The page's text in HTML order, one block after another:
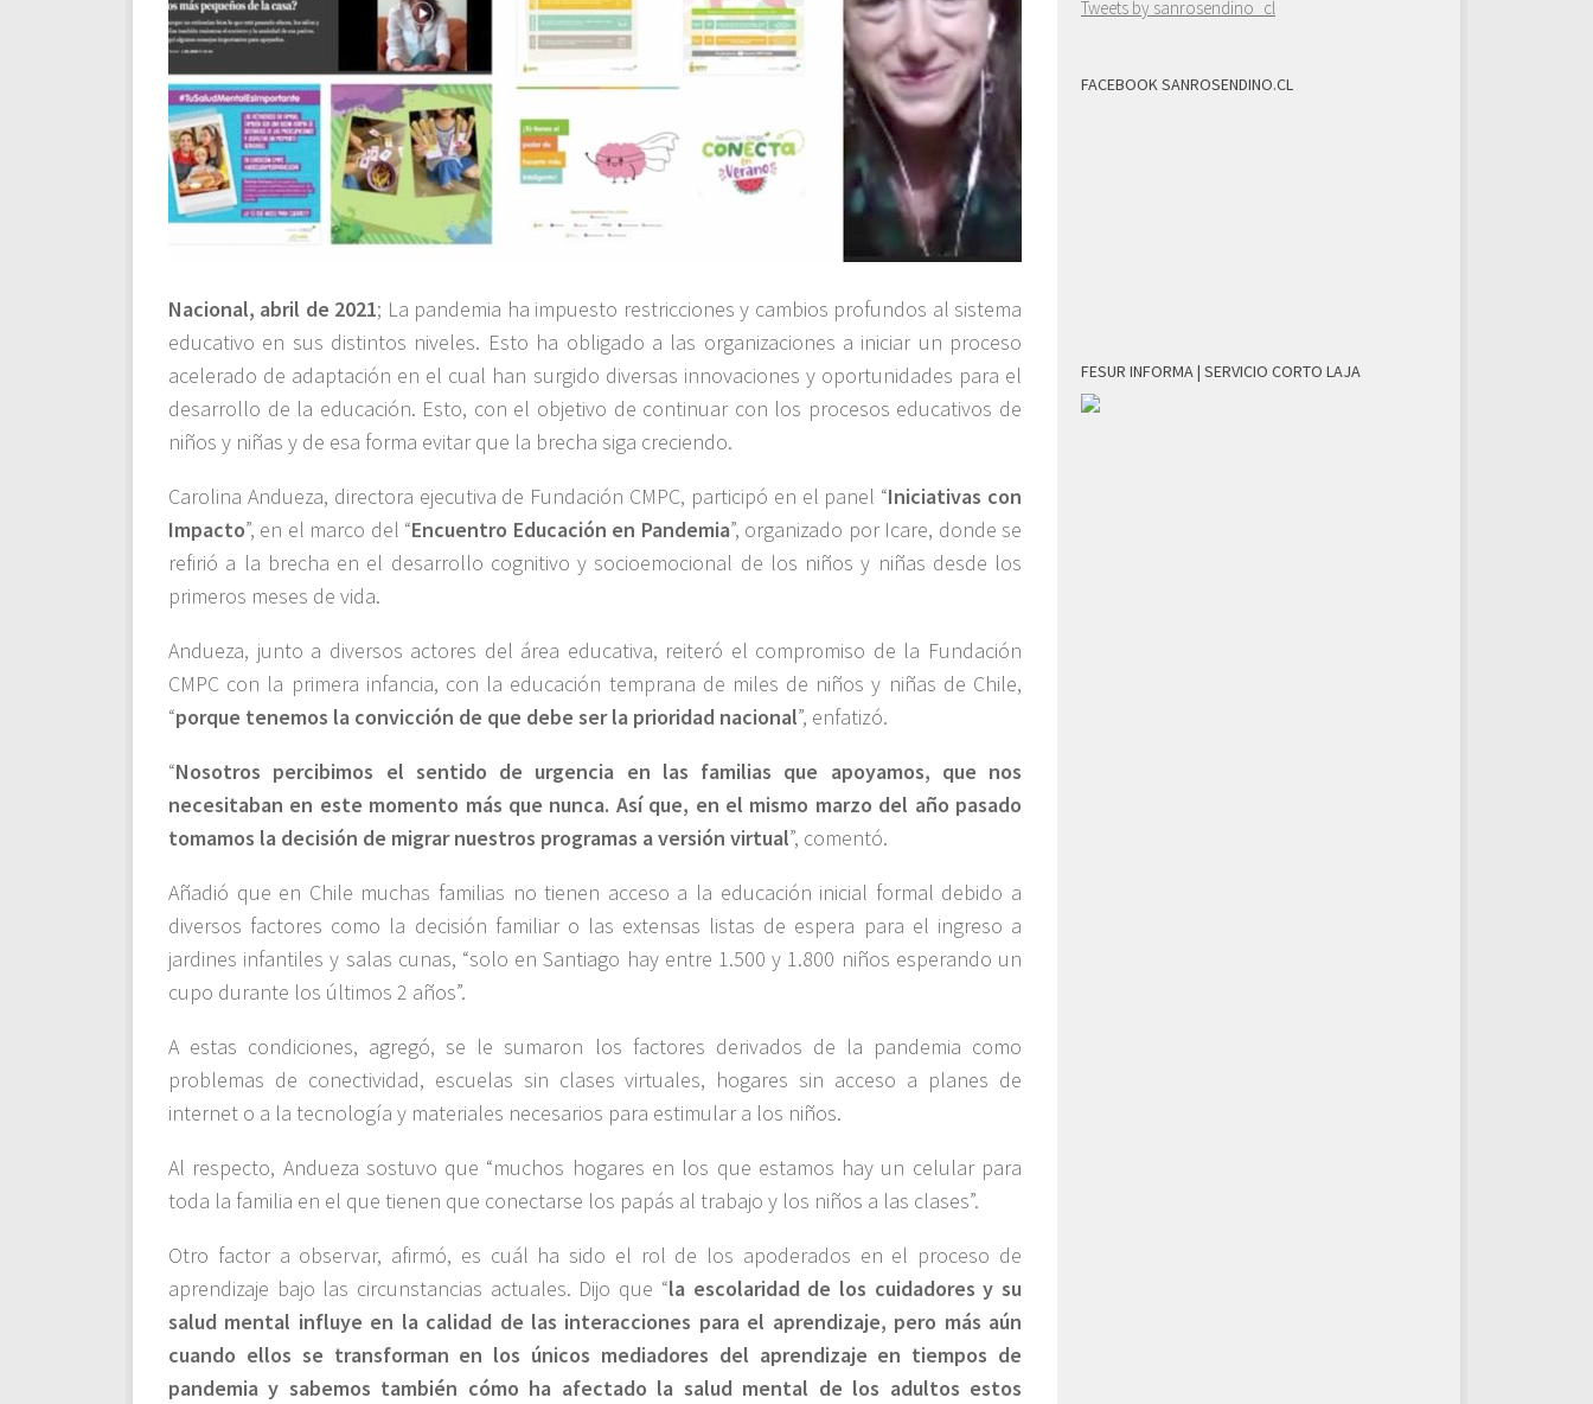
Nacional, abril de 2021; La pandemia ha impuesto restricciones y cambios profundos al sistema
educativo en sus distintos niveles. Esto ha obligado a las organizaciones a iniciar un proceso
acelerado de adaptación en el cual han surgido diversas innovaciones y oportunidades para el
desarrollo de la educación. Esto, con el objetivo de continuar con los procesos educativos de
niños y niñas y de esa forma evitar que la brecha siga creciendo.
Carolina Andueza, directora ejecutiva de Fundación CMPC, participó en el panel “Iniciativas con
Impacto”, en el marco del “Encuentro Educación en Pandemia”, organizado por Icare, donde se
refirió a la brecha en el desarrollo cognitivo y socioemocional de los niños y niñas desde los
primeros meses de vida.
Andueza, junto a diversos actores del área educativa, reiteró el compromiso de la Fundación
CMPC con la primera infancia, con la educación temprana de miles de niños y niñas de Chile,
“porque tenemos la convicción de que debe ser la prioridad nacional”, enfatizó.
“Nosotros percibimos el sentido de urgencia en las familias que apoyamos, que nos
necesitaban en este momento más que nunca. Así que, en el mismo marzo del año pasado
tomamos la decisión de migrar nuestros programas a versión virtual”, comentó.
Añadió que en Chile muchas familias no tienen acceso a la educación inicial formal debido a
diversos factores como la decisión familiar o las extensas listas de espera para el ingreso a
jardines infantiles y salas cunas, “solo en Santiago hay entre 1.500 y 1.800 niños esperando un
cupo durante los últimos 2 años”.
A estas condiciones, agregó, se le sumaron los factores derivados de la pandemia como
problemas de conectividad, escuelas sin clases virtuales, hogares sin acceso a planes de
internet o a la tecnología y materiales necesarios para estimular a los niños.
Al respecto, Andueza sostuvo que “muchos hogares en los que estamos hay un celular para
toda la familia en el que tienen que conectarse los papás al trabajo y los niños a las clases”.
Otro factor a observar, afirmó, es cuál ha sido el rol de los apoderados en el proceso de
aprendizaje bajo las circunstancias actuales. Dijo que “la escolaridad de los cuidadores y su
salud mental influye en la calidad de las interacciones para el aprendizaje, pero más aún
cuando ellos se transforman en los únicos mediadores del aprendizaje en tiempos de
pandemia y sabemos también cómo ha afectado la salud mental de los adultos estos
Tweets by sanrosendino_cl
FACEBOOK SANROSENDINO.CL
FESUR INFORMA | SERVICIO CORTO LAJA